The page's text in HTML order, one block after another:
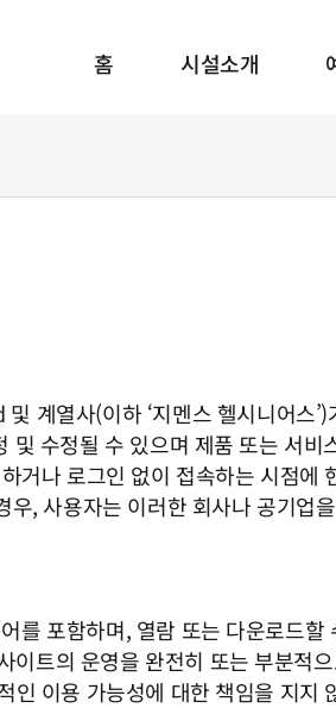
홈 시설소개
열사(이하 ‘지멘스 헬시니어스’)
및 수정될 수 있으며 제품 또는 서
거나 로그인 없이 접속하는 시점
, 사용자는 이러한 회사나 공기업
를 포함하며, 열람 또는 다운로드
트의 운영을 완전히 또는 부분적
인 이용 가능성에 대한 책임을 지지